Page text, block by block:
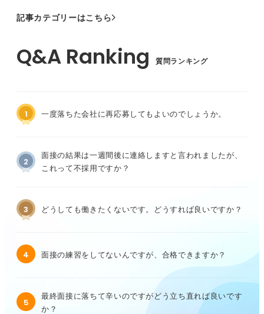
記事カテゴリーはこちら
質問ランキング
1 一度落ちた会社に再応募してもよいのでしょうか。
2
面接の結果は一週間後に連絡しますと言われましたが、
これって不採用ですか？
3 どうしても働きたくないです。どうすれば良いですか？
4 面接の練習をしてないんですが、合格できますか？
5
最終面接に落ちて辛いのですがどう立ち直れば良いです
か？